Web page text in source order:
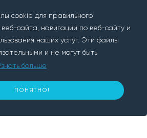
cookie для правильного
сайта, навигации по веб-сайту и
наших услуг. Эти файлы
и не могут быть
больше
ПОНЯТНО!
ЗАБРОНИРУЙТЕ СЕЙЧАС